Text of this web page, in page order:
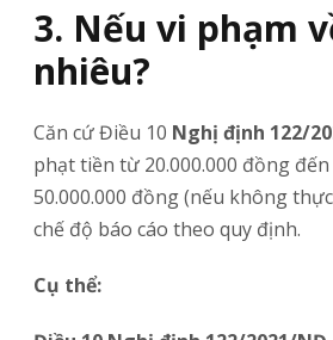
3. Nếu vi phạm
nhiêu?
Căn cứ Điều 10 Nghị định 122/
phạt tiền từ 20.000.000 đồng
50.000.000 đồng (nếu không
chế độ báo cáo theo quy định.
Cụ thể: